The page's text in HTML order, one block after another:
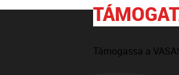
Támogassa a